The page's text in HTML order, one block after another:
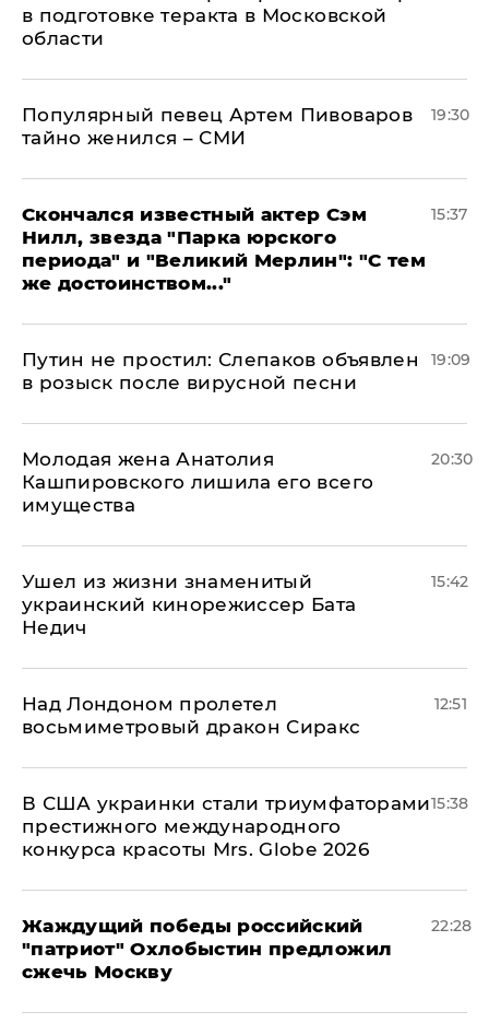
в подготовке теракта в Московской
области
Популярный певец Артем Пивоваров
тайно женился – СМИ
19:30
Скончался известный актер Сэм
Нилл, звезда "Парка юрского
периода" и "Великий Мерлин": "С тем
же достоинством..."
15:37
Путин не простил: Слепаков объявлен
в розыск после вирусной песни
19:09
Молодая жена Анатолия
Кашпировского лишила его всего
имущества
20:30
Ушел из жизни знаменитый
украинский кинорежиссер Бата
Недич
15:42
Над Лондоном пролетел
восьмиметровый дракон Сиракс
12:51
В США украинки стали триумфаторами
престижного международного
конкурса красоты Mrs. Globe 2026
15:38
Жаждущий победы российский
"патриот" Охлобыстин предложил
сжечь Москву
22:28